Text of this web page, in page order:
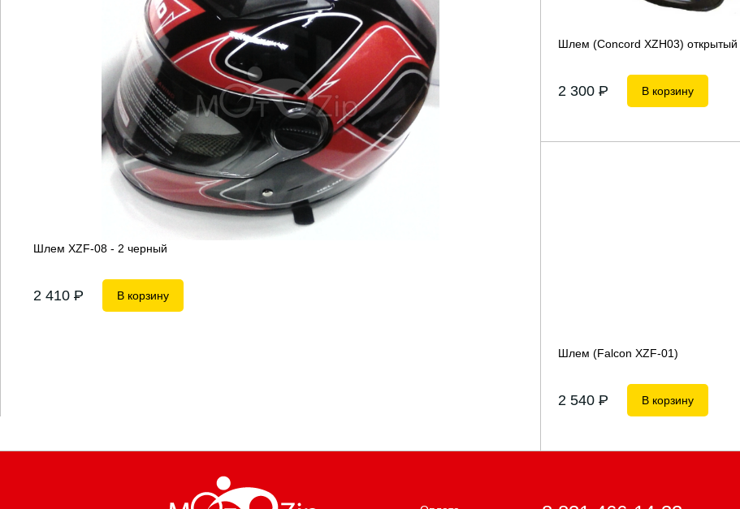
Шлем XZF-08 - 2 черный
2 410 P В корзину
Шлем (Concord XZH03) открытый
2 300 P В корзину
Шлем (Falcon XZF-01)
2 540 P В корзину